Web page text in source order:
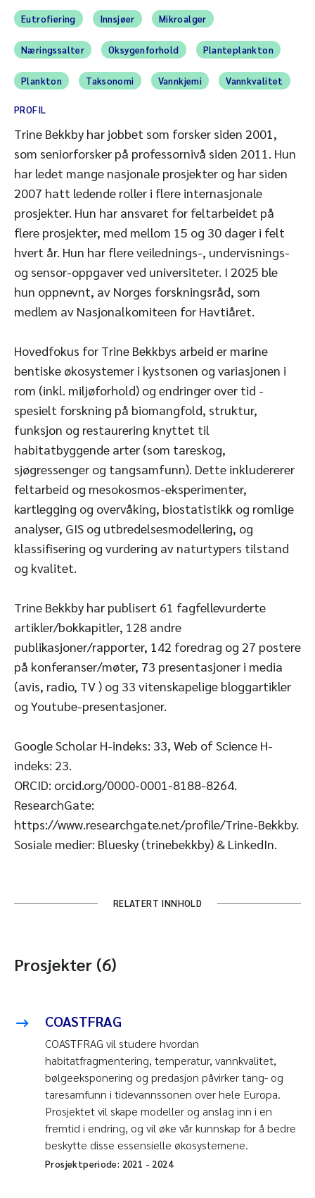
Eutrofiering Innsjøer Mikroalger
Næringssalter Oksygenforhold Planteplankton
Plankton Taksonomi Vannkjemi Vannkvalitet
PROFIL
Trine Bekkby har jobbet som forsker siden 2001,
som seniorforsker på professornivå siden 2011. Hun
har ledet mange nasjonale prosjekter og har siden
2007 hatt ledende roller i flere internasjonale
prosjekter. Hun har ansvaret for feltarbeidet på
flere prosjekter, med mellom 15 og 30 dager i felt
hvert år. Hun har flere veilednings-, undervisnings-
og sensor-oppgaver ved universiteter. I 2025 ble
hun oppnevnt, av Norges forskningsråd, som
medlem av Nasjonalkomiteen for Havtiåret.
Hovedfokus for Trine Bekkbys arbeid er marine
bentiske økosystemer i kystsonen og variasjonen i
rom (inkl. miljøforhold) og endringer over tid -
spesielt forskning på biomangfold, struktur,
funksjon og restaurering knyttet til
habitatbyggende arter (som tareskog,
sjøgressenger og tangsamfunn). Dette inkludererer
feltarbeid og mesokosmos-eksperimenter,
kartlegging og overvåking, biostatistikk og romlige
analyser, GIS og utbredelsesmodellering, og
klassifisering og vurdering av naturtypers tilstand
og kvalitet.
Trine Bekkby har publisert 61 fagfellevurderte
artikler/bokkapitler, 128 andre
publikasjoner/rapporter, 142 foredrag og 27 postere
på konferanser/møter, 73 presentasjoner i media
(avis, radio, TV ) og 33 vitenskapelige bloggartikler
og Youtube-presentasjoner.
Google Scholar H-indeks: 33, Web of Science H-
indeks: 23.
ORCID: orcid.org/0000-0001-8188-8264.
ResearchGate:
https://www.researchgate.net/profile/Trine-Bekkby.
Sosiale medier: Bluesky (trinebekkby) & LinkedIn.
RELATERT INNHOLD
Prosjekter (6)
COASTFRAG
COASTFRAG vil studere hvordan
habitatfragmentering, temperatur, vannkvalitet,
bølgeeksponering og predasjon påvirker tang- og
taresamfunn i tidevannssonen over hele Europa.
Prosjektet vil skape modeller og anslag inn i en
fremtid i endring, og vil øke vår kunnskap for å bedre
beskytte disse essensielle økosystemene.
Prosjektperiode: 2021 - 2024